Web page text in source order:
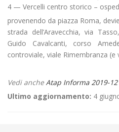
4 — Vercelli centro storico –
provenendo da piazza Roma,
strada dell’Aravecchia, via
Guido Cavalcanti, corso
controviale, viale Rimembranza (e
Vedi ancheAtap Informa 2019-
Ultimo aggiornamento: 4